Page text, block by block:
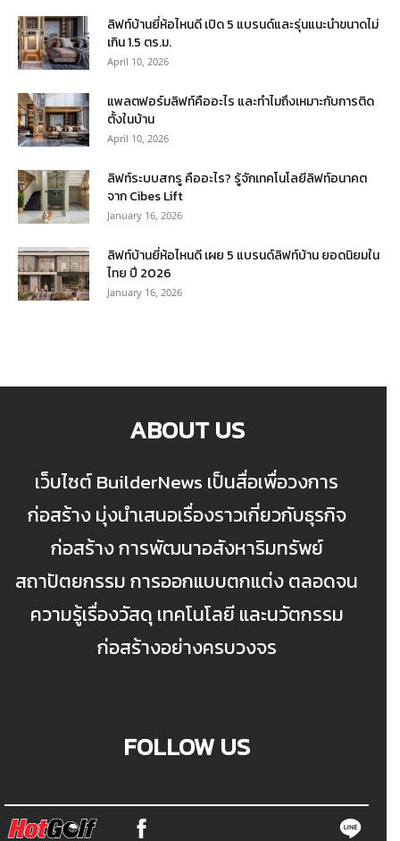
ลิฟท์บ้านยี่ห้อไหนดี เปิด 5 แบรนด์และรุ่นแนะนำขนาดไม่
เกิน 1.5 ตร.ม.
April 10, 2026
แพลตฟอร์มลิฟท์คืออะไร และทำไมถึงเหมาะกับการติด
ตั้งในบ้าน
April 10, 2026
ลิฟท์ระบบสกรู คืออะไร? รู้จักเทคโนโลยีลิฟท์อนาคต
จาก Cibes Lift
January 16, 2026
ลิฟท์บ้านยี่ห้อไหนดี เผย 5 แบรนด์ลิฟท์บ้าน ยอดนิยมใน
ไทย ปี 2026
January 16, 2026
ABOUT US
เว็บไซต์ BuilderNews เป็นสื่อเพื่อวงการ
ก่อสร้าง มุ่งนำเสนอเรื่องราวเกี่ยวกับธุรกิจ
ก่อสร้าง การพัฒนาอสังหาริมทรัพย์
สถาปัตยกรรม การออกแบบตกแต่ง ตลอดจน
ความรู้เรื่องวัสดุ เทคโนโลยี และนวัตกรรม
ก่อสร้างอย่างครบวงจร
FOLLOW US